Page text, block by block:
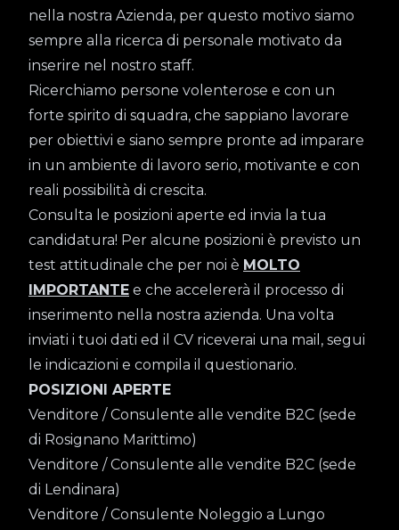
nella nostra Azienda, per questo motivo siamo
sempre alla ricerca di personale motivato da
inserire nel nostro staff.
Ricerchiamo persone volenterose e con un
forte spirito di squadra, che sappiano lavorare
per obiettivi e siano sempre pronte ad imparare
in un ambiente di lavoro serio, motivante e con
reali possibilità di crescita.
Consulta le posizioni aperte ed invia la tua
candidatura! Per alcune posizioni è previsto un
test attitudinale che per noi è MOLTO
IMPORTANTE e che accelererà il processo di
inserimento nella nostra azienda. Una volta
inviati i tuoi dati ed il CV riceverai una mail, segui
le indicazioni e compila il questionario.
POSIZIONI APERTE
Venditore / Consulente alle vendite B2C (sede
di Rosignano Marittimo)
Venditore / Consulente alle vendite B2C (sede
di Lendinara)
Venditore / Consulente Noleggio a Lungo